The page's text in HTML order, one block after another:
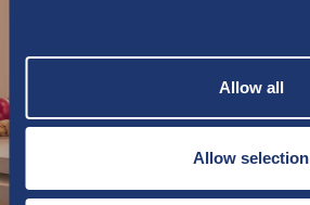
Allow all
Allow selection